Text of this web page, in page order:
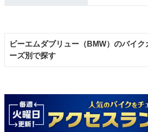
ビーエムダブリュー（BMW）のバイク
ーズ別で探す